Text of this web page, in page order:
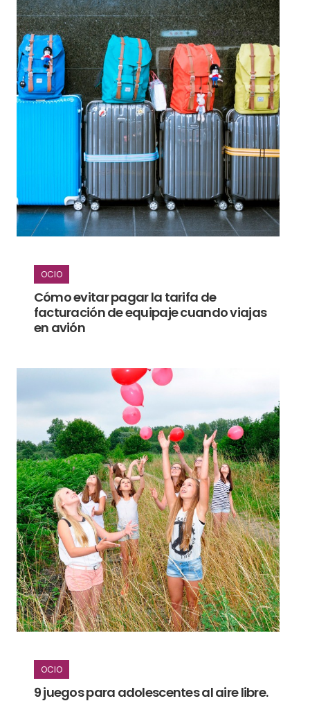
OCIO
Cómo evitar pagar la tarifa de
facturación de equipaje cuando viajas
en avión
OCIO
9 juegos para adolescentes al aire libre.